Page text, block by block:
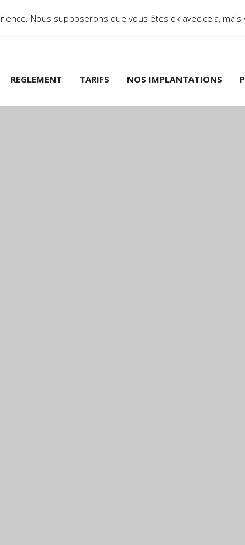
REGLEMENT TARIFS NOS IMPLANTATIONS
Nous supposerons que vous êtes ok avec cela,